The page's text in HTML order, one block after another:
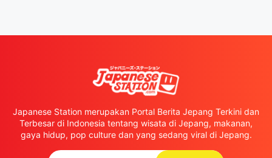
Japanese Station merupakan Portal Berita Jepang Terkini dan
Terbesar di Indonesia tentang wisata di Jepang, makanan,
gaya hidup, pop culture dan yang sedang viral di Jepang.